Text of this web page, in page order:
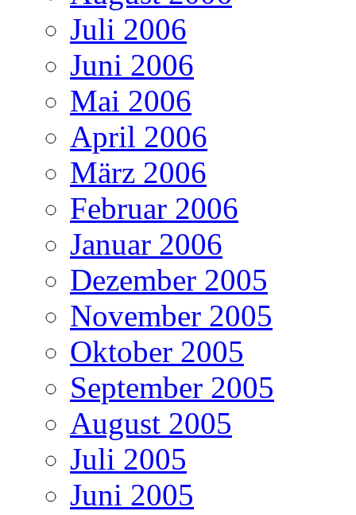
Juli 2006
Juni 2006
Mai 2006
April 2006
März 2006
Februar 2006
Januar 2006
Dezember 2005
November 2005
Oktober 2005
September 2005
August 2005
Juli 2005
Juni 2005